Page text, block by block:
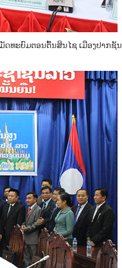
ດທະຍົມຕອນຕົ້ນສິນໄຊ ເມືອງປາກຊັນ